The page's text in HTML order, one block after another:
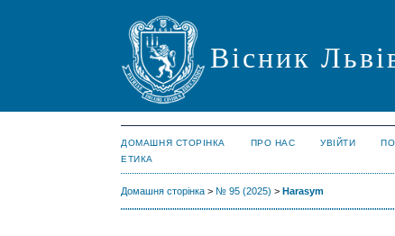
Вісник
ДОМАШНЯ СТОРІНКА ПРО НАС УВІЙТИ
ЕТИКА
Домашня сторінка > № 95 (2025) >Harasym